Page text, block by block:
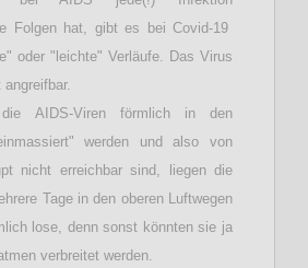
Folgen hat, gibt es bei Covid-19
oder "leichte" Verläufe. Das Virus
die AIDS-Viren förmlich in den
werden und also von
nicht erreichbar sind, liegen die
Tage in den oberen Luftwegen
lose, denn sonst könnten sie ja
verbreitet werden.